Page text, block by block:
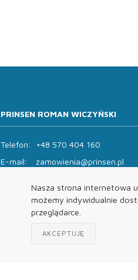
Nasza strona internetowa
możemy indywidualnie
przeglądarce.
AKCEPTUJĘ
PRINSEN ROMAN WICZYŃSKI
Telefon:
+48 570 404 160
E-mail:
zamowienia@prinsen.pl
Pon - Pt: 8:00 - 14:00 Sob: